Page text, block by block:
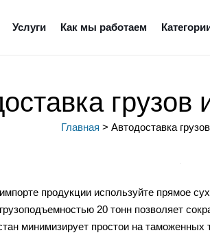
Услуги Как мы работаем
грузов
Главная > Автодоставка
продукции используйте прямое
20 тонн позволяет
минимизирует простои на